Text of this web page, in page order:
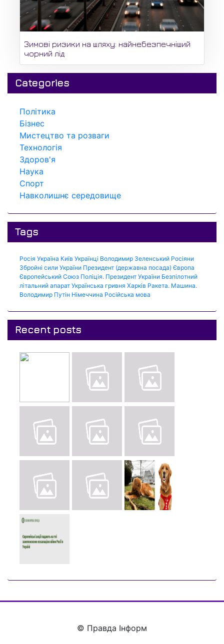
Зимові ризики на шляху: найнебезпечніший
чорний лід
Categories
Політика
Бізнес
Мистецтво та розваги
Технологія
Здоров'я
Наука
Спорт
Навколишнє середовище
Tags
Росія Україна Київ Українці Володимир Зеленський Росіяни
Збройні сили України Президент (державна посада) Європа
Європейський Союз Поліція. Президент України Безпілотний
літальний апарат Українська гривня Харків Ракета. Машина.
Володимир Путін Німеччина Російська мова
Recent posts
© Правда Інформ